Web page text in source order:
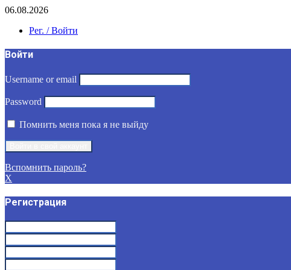
06.08.2026
Рег. / Войти
Войти
Username or email
Password
Помнить меня пока я не выйду
Вспомнить пароль?
X
Регистрация